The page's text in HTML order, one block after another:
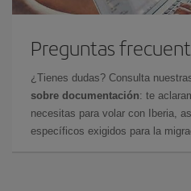
Preguntas
¿Tienes dudas? Consulta
sobre documentación: te
necesitas para volar con Iberia,
específicos exigidos para la